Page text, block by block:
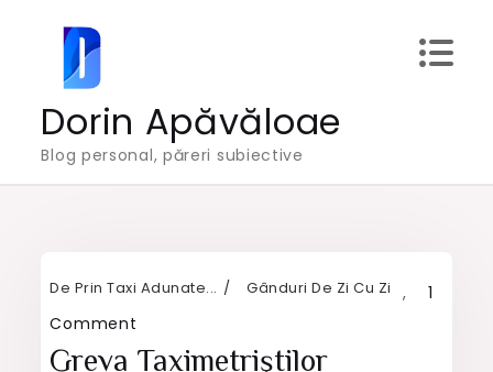
content
Dorin Apăvăloae
Blog personal, păreri subiective
De Prin Taxi Adunate... ,
Gânduri De Zi Cu Zi
1
Comment
Greva
Greva Taximetriştilor